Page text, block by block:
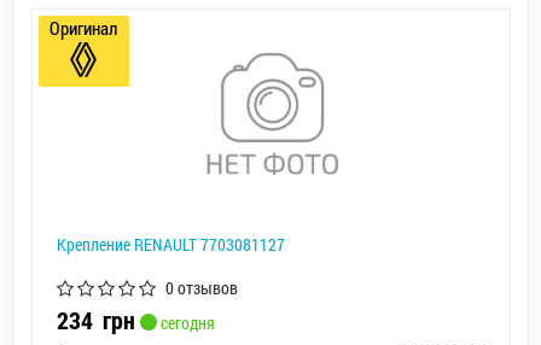
Крепление RENAULT 7703081127
0 отзывов
234 грн
сегодня
Оригинал